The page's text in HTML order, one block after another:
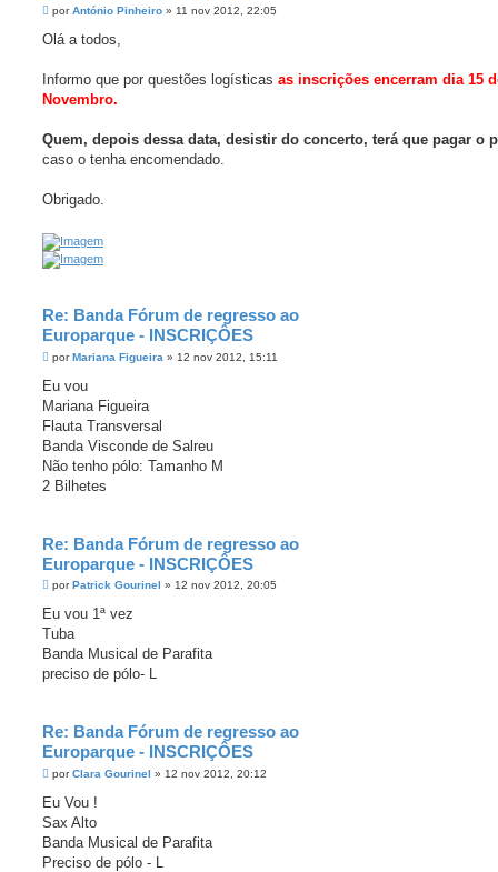
M
n
g
m
porAntónio Pinheiro » 11 nov 2012, 22:05
Olá a todos,
Informo que por questões logísticas as inscrições encerram dia 15
Novembro.
Quem, depois dessa data, desistir do concerto, terá que pagar o
caso o tenha encomendado.
Obrigado.
Re: Banda Fórum de regresso ao
Europarque - INSCRIÇÔES
M
n
a
g
m
porMariana Figueira » 12 nov 2012, 15:11
Eu vou
Mariana Figueira
Flauta Transversal
Banda Visconde de Salreu
Não tenho pólo: Tamanho M
2 Bilhetes
Re: Banda Fórum de regresso ao
Europarque - INSCRIÇÔES
M
n
a
g
m
porPatrick Gourinel » 12 nov 2012, 20:05
Eu vou 1ª vez
Tuba
Banda Musical de Parafita
preciso de pólo- L
Re: Banda Fórum de regresso ao
Europarque - INSCRIÇÔES
M
n
a
g
m
porClara Gourinel » 12 nov 2012, 20:12
Eu Vou !
Sax Alto
Banda Musical de Parafita
Preciso de pólo - L